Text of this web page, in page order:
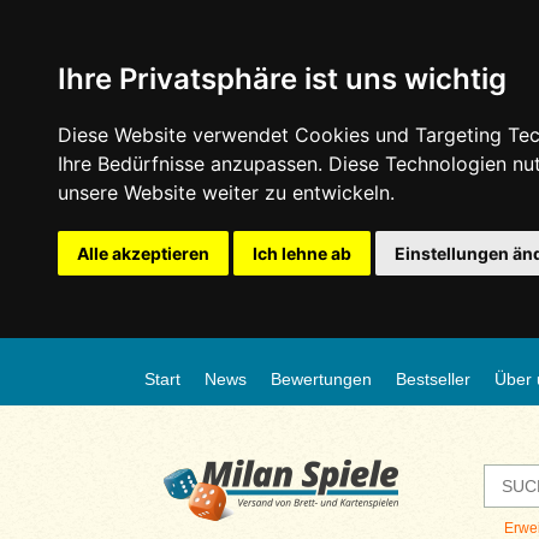
Ihre Privatsphäre ist uns wichtig
Diese Website verwendet Cookies und Targeting
Ihre Bedürfnisse anzupassen. Diese Technologien
unsere Website weiter zu entwickeln.
Alle akzeptieren Ich lehne ab Einstellungen
Start News Bewertungen Bestseller Über